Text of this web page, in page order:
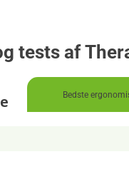
tests af
Bedste